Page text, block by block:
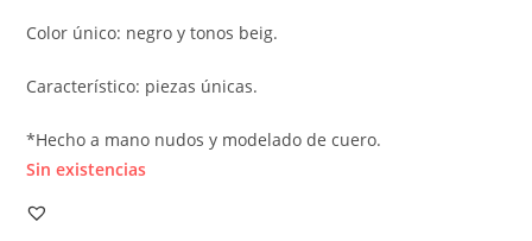
Color único: negro y tonos beig.
Característico: piezas únicas.
*Hecho a mano nudos y modelado de cuero.
Sin existencias